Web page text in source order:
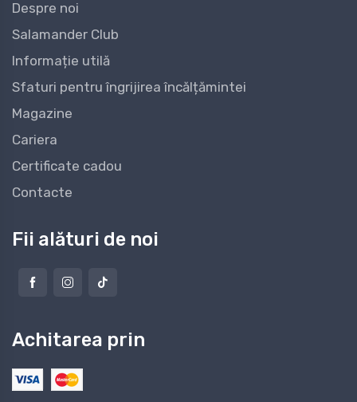
Despre noi
Salamander Club
Informație utilă
Sfaturi pentru îngrijirea încălțămintei
Magazine
Cariera
Certificate cadou
Contacte
Fii alături de noi
Achitarea prin